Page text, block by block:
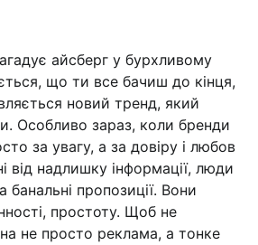
айсберг у бурхливому
що ти все бачиш до кінця,
новий тренд, який
Особливо зараз, коли бренди
за увагу, а за довіру і любов
від надлишку інформації, люди
пропозиції. Вони
простоту. Щоб не
не просто реклама, а тонке